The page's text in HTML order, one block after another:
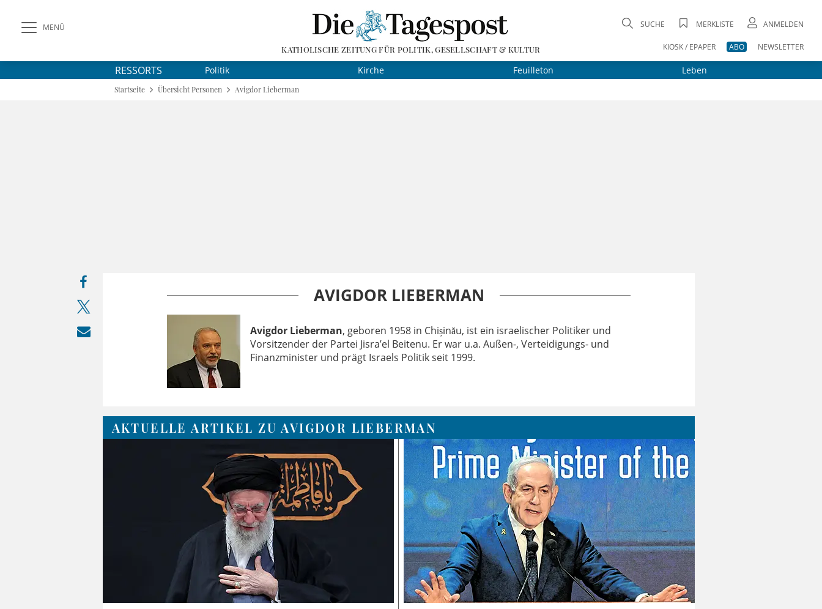
MENÜ
KATHOLISCHE ZEITUNG FÜR POLITIK, GESELLSCHAFT & KULTUR
SUCHE MERKLISTE ANMELDEN
KIOSK / EPAPER ABO NEWSLETTER
RESSORTS Politik Kirche Feuilleton Leben
Startseite Übersicht Personen Avigdor Lieberman
AVIGDOR LIEBERMAN
Avigdor Lieberman, geboren 1958 in Chișinău, ist ein israelischer Politiker und
Vorsitzender der Partei Jisra’el Beitenu. Er war u.a. Außen-, Verteidigungs- und
Finanzminister und prägt Israels Politik seit 1999.
AKTUELLE ARTIKEL ZU AVIGDOR LIEBERMAN